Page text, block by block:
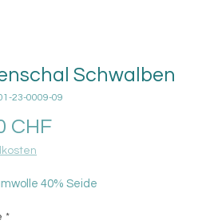
Schwalben
23-0009-09
CHFPrix
40% Seide
*